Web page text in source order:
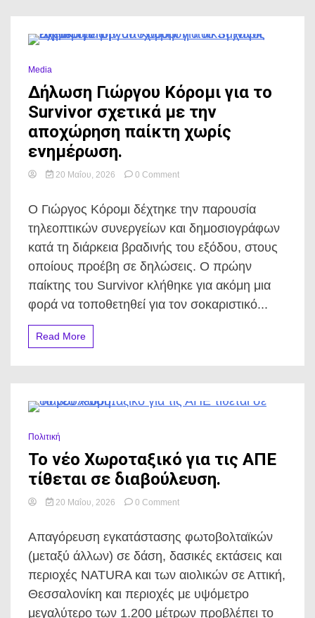
Media
Δήλωση Γιώργου Κόρομι για το
Survivor σχετικά με την
αποχώρηση παίκτη χωρίς
ενημέρωση.
20 Μαΐου, 2026 0 Commenton
Κόρομι
για
Survivor
σχετικά
την
αποχώρηση
Ο Γιώργος Κόρομι δέχτηκε την παρουσία
τηλεοπτικών συνεργείων και δημοσιογράφων
κατά τη διάρκεια βραδινής του εξόδου, στους
οποίους προέβη σε δηλώσεις. Ο πρώην
παίκτης του Survivor κλήθηκε για ακόμη μια
φορά να τοποθετηθεί για τον σοκαριστικό...
Read More
Πολιτική
Το νέο Χωροταξικό για τις ΑΠΕ
τίθεται σε διαβούλευση.
20 Μαΐου, 2026 0 Commenton
Χωροταξικό
για
ΑΠΕ
τίθεται
σε
διαβούλευση.
Απαγόρευση εγκατάστασης φωτοβολταϊκών
(μεταξύ άλλων) σε δάση, δασικές εκτάσεις και
περιοχές NATURA και των αιολικών σε Αττική,
Θεσσαλονίκη και περιοχές με υψόμετρο
μεγαλύτερο των 1.200 μέτρων προβλέπει το